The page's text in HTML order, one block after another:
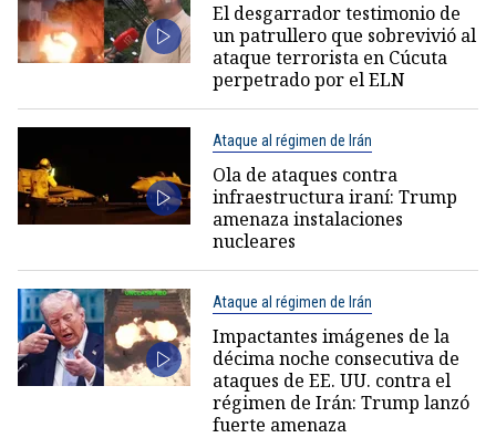
El desgarrador testimonio de
un patrullero que sobrevivió al
ataque terrorista en Cúcuta
perpetrado por el ELN
Ataque al régimen de Irán
Ola de ataques contra
infraestructura iraní: Trump
amenaza instalaciones
nucleares
Ataque al régimen de Irán
Impactantes imágenes de la
décima noche consecutiva de
ataques de EE. UU. contra el
régimen de Irán: Trump lanzó
fuerte amenaza